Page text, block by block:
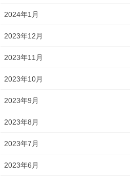
2024年1月
2023年12月
2023年11月
2023年10月
2023年9月
2023年8月
2023年7月
2023年6月